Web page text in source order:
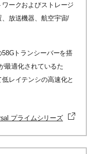
ークおよびストレージ
放送機器、航空宇宙/
トランシーバーを搭
最適化されているた
レイテンシの高速化と
プライムシリーズ